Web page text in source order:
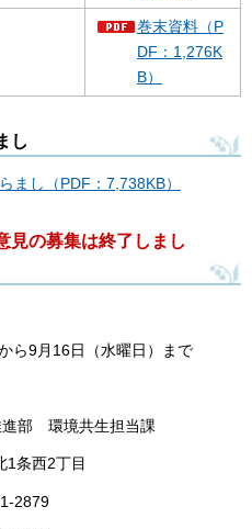
巻末資料（P
DF：1,276K
B）
し
まし（PDF：7,738KB）
見の募集は終了しまし
9月16日（水曜日）まで
環境共生担当課
西2丁目